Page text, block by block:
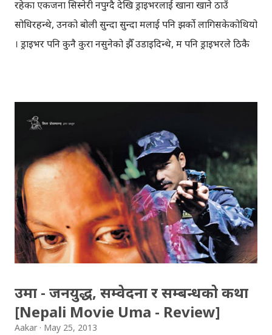
रहेका एकजना सिस्नेरी नपुग्दै देखि ड्राइभरलाई खाना खाने ठाउँ
सोधिरहन्थे, उनको बोली सुन्दा सुन्दा मलाई पनि झर्को लागिसकेकोथियो
। ड्राइभर पनि कुनै कुरा नसुनेको झैँ उडाइदिन्थे, म पनि ड्राइभरले ठिकै
गरिएकोछ भन्दै गढीमा पुर्याए । बाटो हिँड्दा होटलमा प्राय: खाना खान
मनलाग्दैन, खाजासम्म भने खाइन्छ । दश बज्दैथियो, भोक लागेजस्तो
भयो, खाना नै खाउँ भनेर खाना खान बसियो, मैले माछा खाना मगाएँ ।
दाल, भात, तरकारी, अचार, माछा खाना निकै मिठो लाग्यो, थपेर नै
बजाइयो । खानाको पैसा तिर्न काउन्टरमा पुग्दा माछा खानाको १६०
रुपैयाँ भयो भने, मैले एउटा पानी पनि किने १५ रुपैँयामा । १६०
रुपैँयाको खाना भन्दा, आफूलाई पोखरा जाँदा घाँसीकुवाको रेष्टुरेन्टमा
एउटा २५० एमएल कोकको ५० रुपैँया तिरेर खाएको सम्झना भयो।
नौबिसे/धार्केमा १८० रुपैँयाको खाजा चना/भुटेकोभात खाएक...
उमा - जनयुद्ध, सम्वेदना र सम्बन्धको कथा
[Nepali Movie Uma - Review]
Aakar May 25, 2013